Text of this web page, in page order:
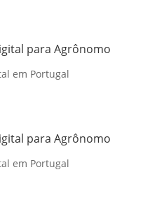
para Agrônomo
em Portugal
para Agrônomo
em Portugal